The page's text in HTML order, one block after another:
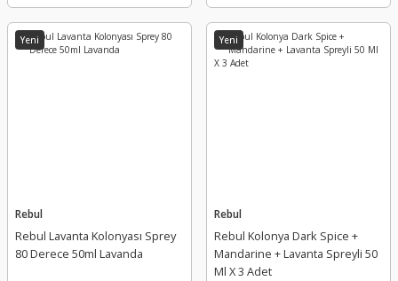
Yeni
Rebul
Rebul Lavanta Kolonyası Sprey
80 Derece 50ml Lavanda
Yeni
Rebul
Rebul Kolonya Dark Spice +
Mandarine + Lavanta Spreyli 50
Ml X 3 Adet